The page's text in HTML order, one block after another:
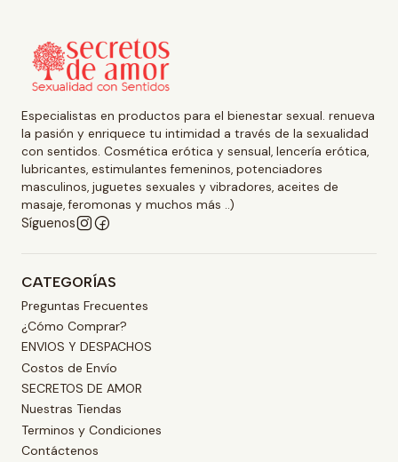
Especialistas en productos para el bienestar sexual. renueva
la pasión y enriquece tu intimidad a través de la sexualidad
con sentidos. Cosmética erótica y sensual, lencería erótica,
lubricantes, estimulantes femeninos, potenciadores
masculinos, juguetes sexuales y vibradores, aceites de
masaje, feromonas y muchos más ..)
Síguenos
CATEGORÍAS
Preguntas Frecuentes
¿Cómo Comprar?
ENVIOS Y DESPACHOS
Costos de Envío
SECRETOS DE AMOR
Nuestras Tiendas
Terminos y Condiciones
Contáctenos